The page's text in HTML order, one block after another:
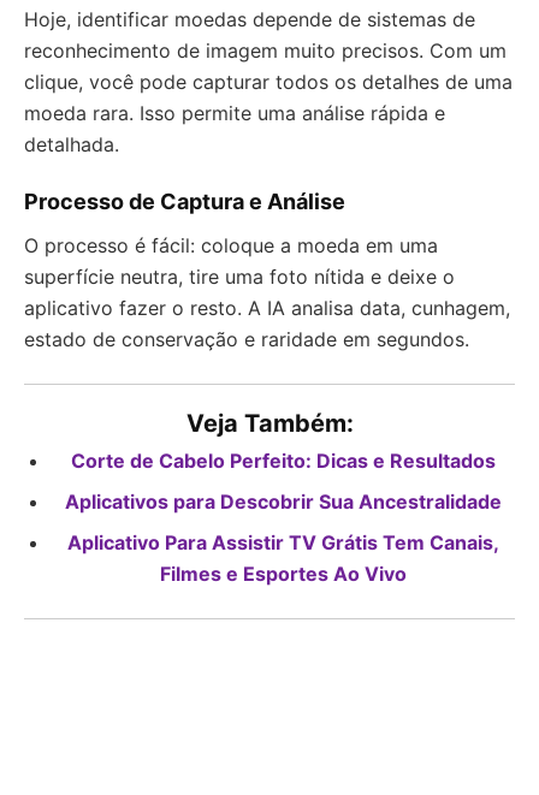
Hoje, identificar moedas depende de sistemas de
reconhecimento de imagem muito precisos. Com um
clique, você pode capturar todos os detalhes de uma
moeda rara. Isso permite uma análise rápida e
detalhada.
Processo de Captura e Análise
O processo é fácil: coloque a moeda em uma
superfície neutra, tire uma foto nítida e deixe o
aplicativo fazer o resto. A IA analisa data, cunhagem,
estado de conservação e raridade em segundos.
Veja Também:
Corte de Cabelo Perfeito: Dicas e Resultados
Aplicativos para Descobrir Sua Ancestralidade
Aplicativo Para Assistir TV Grátis Tem Canais,
Filmes e Esportes Ao Vivo